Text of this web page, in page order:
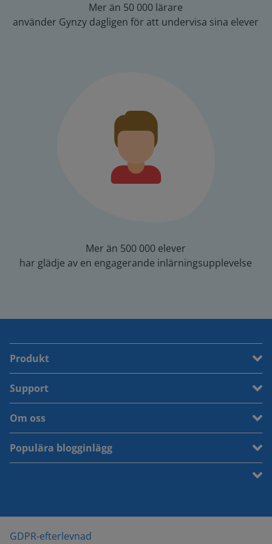
Mer än 50 000 lärare
använder Gynzy dagligen för att undervisa sina elever
Mer än 500 000 elever
har glädje av en engagerande inlärningsupplevelse
Produkt
Support
Om oss
Populära blogginlägg
GDPR-efterlevnad